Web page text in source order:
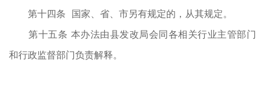
第十四条 国家、省、市另有规定的，从其规定。
第十五条 本办法由县发改局会同各相关行业主管部门
和行政监督部门负责解释。